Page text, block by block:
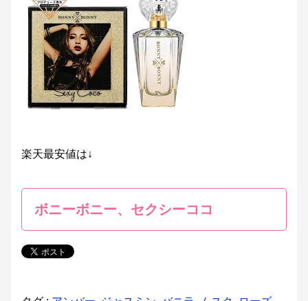
楽天最安値は↓
ボニーボニー、セクシーココ